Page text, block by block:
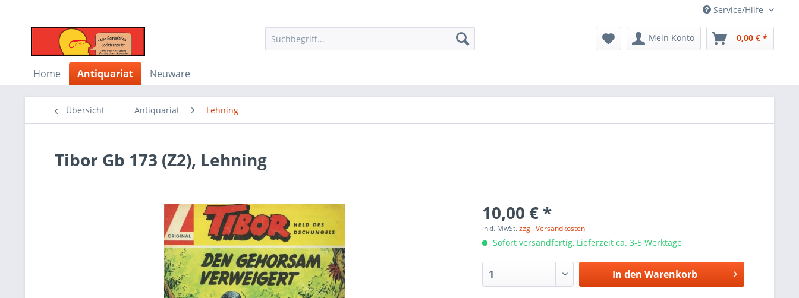
Service/Hilfe
Mein Konto 0,00 € *
Home Antiquariat Neuware
Übersicht Antiquariat Lehning
Tibor Gb 173 (Z2), Lehning
10,00 € *
inkl. MwSt.zzgl. Versandkosten
Sofort versandfertig, Lieferzeit ca. 3-5 Werktage
In den Warenkorb